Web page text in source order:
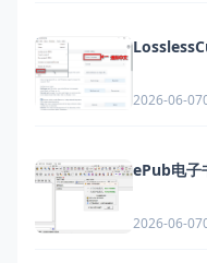
2026-06-07
ePub电子
2026-06-07